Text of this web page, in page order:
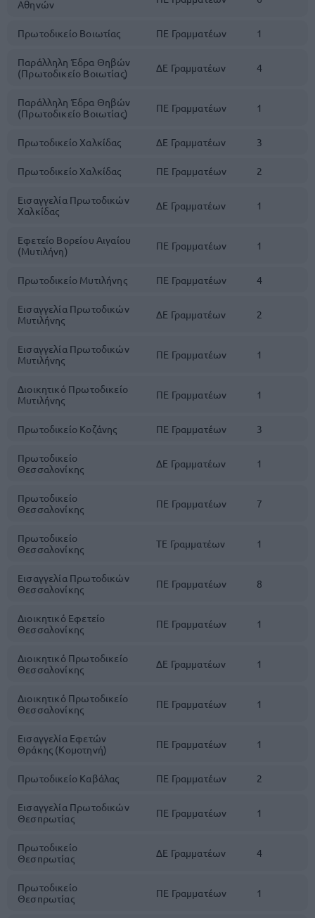
Αθηνών
Πρωτοδικείο Βοιωτίας ΠΕ Γραμματέων 1
Παράλληλη Έδρα Θηβών
(Πρωτοδικείο Βοιωτίας)
ΔΕ Γραμματέων 4
Παράλληλη Έδρα Θηβών
(Πρωτοδικείο Βοιωτίας)
ΠΕ Γραμματέων 1
Πρωτοδικείο Χαλκίδας ΔΕ Γραμματέων 3
Πρωτοδικείο Χαλκίδας ΠΕ Γραμματέων 2
Εισαγγελία Πρωτοδικών
Χαλκίδας
ΔΕ Γραμματέων 1
Εφετείο Βορείου Αιγαίου
(Μυτιλήνη)
ΠΕ Γραμματέων 1
Πρωτοδικείο Μυτιλήνης ΠΕ Γραμματέων 4
Εισαγγελία Πρωτοδικών
Μυτιλήνης
ΔΕ Γραμματέων 2
Εισαγγελία Πρωτοδικών
Μυτιλήνης
ΠΕ Γραμματέων 1
Διοικητικό Πρωτοδικείο
Μυτιλήνης
ΠΕ Γραμματέων 1
Πρωτοδικείο Κοζάνης ΠΕ Γραμματέων 3
Πρωτοδικείο
Θεσσαλονίκης
ΔΕ Γραμματέων 1
Πρωτοδικείο
Θεσσαλονίκης
ΠΕ Γραμματέων 7
Πρωτοδικείο
Θεσσαλονίκης
ΤΕ Γραμματέων 1
Εισαγγελία Πρωτοδικών
Θεσσαλονίκης
ΠΕ Γραμματέων 8
Διοικητικό Εφετείο
Θεσσαλονίκης
ΠΕ Γραμματέων 1
Διοικητικό Πρωτοδικείο
Θεσσαλονίκης
ΔΕ Γραμματέων 1
Διοικητικό Πρωτοδικείο
Θεσσαλονίκης
ΠΕ Γραμματέων 1
Εισαγγελία Εφετών
Θράκης (Κομοτηνή)
ΠΕ Γραμματέων 1
Πρωτοδικείο Καβάλας ΠΕ Γραμματέων 2
Εισαγγελία Πρωτοδικών
Θεσπρωτίας
ΠΕ Γραμματέων 1
Πρωτοδικείο
Θεσπρωτίας
ΔΕ Γραμματέων 4
Πρωτοδικείο
Θεσπρωτίας
ΠΕ Γραμματέων 1